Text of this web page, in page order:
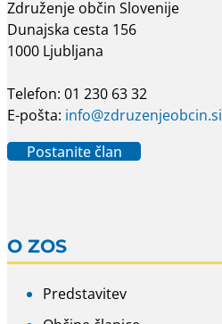
Združenje občin Slovenije
Dunajska cesta 156
1000 Ljubljana
Telefon: 01 230 63 32
E-pošta: info@zdruzenjeobcin.si
Postanite član
O ZOS
Predstavitev